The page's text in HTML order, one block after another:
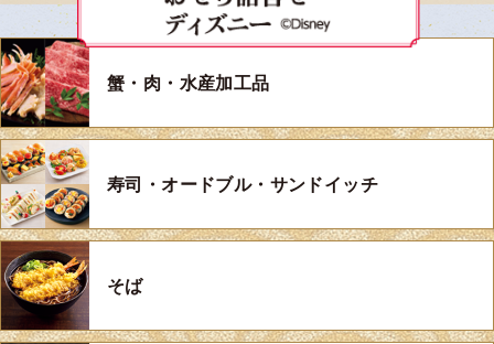
蟹・肉・水産加工品
寿司・オードブル・サンドイッチ
そば